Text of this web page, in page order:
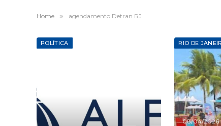
Home » agendamento Detran RJ
POLÍTICA RIO DE
08/04/2026